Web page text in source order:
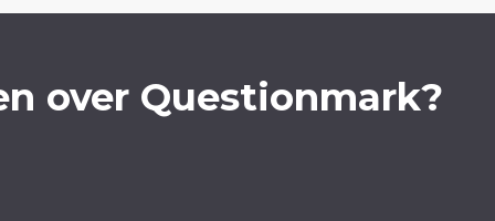
over Questionmark?